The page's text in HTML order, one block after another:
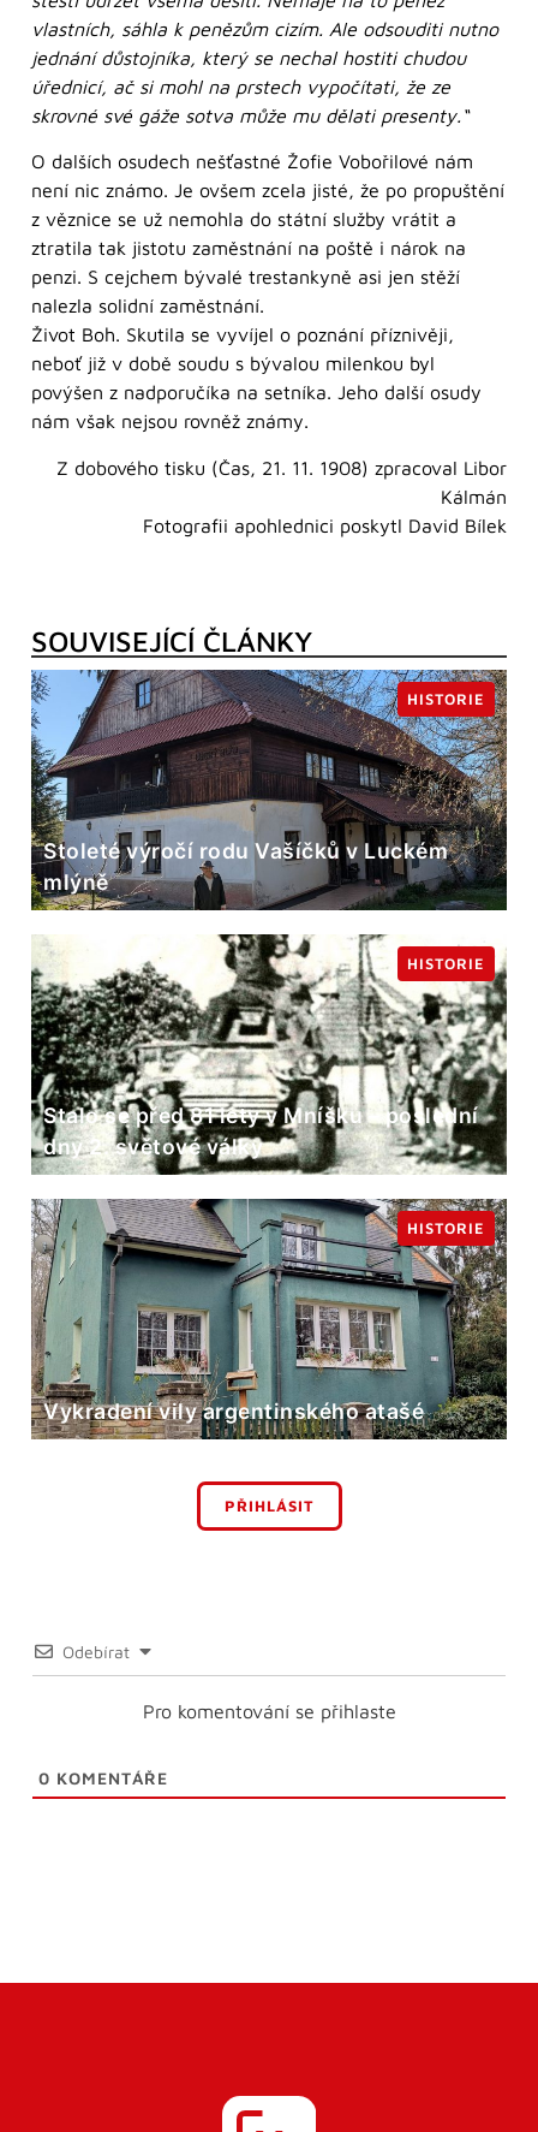
vlastních, sáhla k penězům cizím. Ale odsouditi nutno
jednání důstojníka, který se nechal hostiti chudou
úřednicí, ač si mohl na prstech vypočítati, že ze
skrovné své gáže sotva může mu dělati presenty.“
O dalších osudech nešťastné Žofie Vobořilové nám
není nic známo. Je ovšem zcela jisté, že po propuštění
z věznice se už nemohla do státní služby vrátit a
ztratila tak jistotu zaměstnání na poště i nárok na
penzi. S cejchem bývalé trestankyně asi jen stěží
nalezla solidní zaměstnání.
Život Boh. Skutila se vyvíjel o poznání příznivěji,
neboť již v době soudu s bývalou milenkou byl
povýšen z nadporučíka na setníka. Jeho další osudy
nám však nejsou rovněž známy.
Z dobového tisku (Čas, 21. 11. 1908) zpracoval Libor
Kálmán
Fotografii apohlednici poskytl David Bílek
SOUVISEJÍCÍ ČLÁNKY
Stoleté výročí rodu Vašíčků v Luckém
mlýně
HISTORIE
Stalo se před 81 lety v Mníšku – poslední
dny 2. světové války
HISTORIE
Vykradení vily argentinského atašé
HISTORIE
PŘIHLÁSIT
Odebírat
Pro komentování se přihlaste
0 KOMENTÁŘE